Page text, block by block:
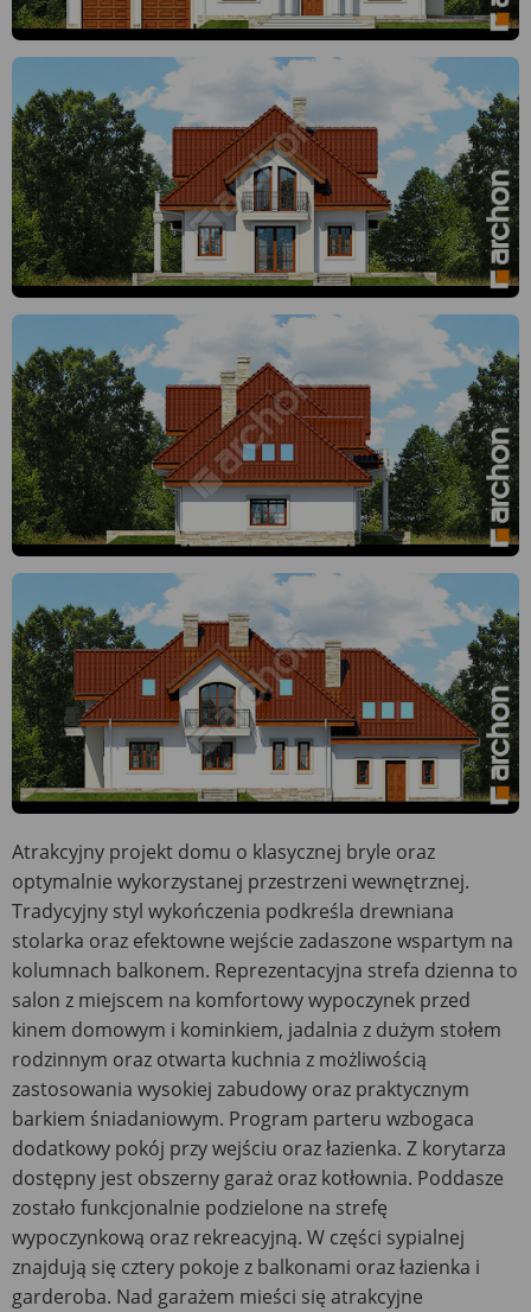
Atrakcyjny projekt domu o klasycznej bryle oraz
optymalnie wykorzystanej przestrzeni wewnętrznej.
Tradycyjny styl wykończenia podkreśla drewniana
stolarka oraz efektowne wejście zadaszone wspartym na
kolumnach balkonem. Reprezentacyjna strefa dzienna to
salon z miejscem na komfortowy wypoczynek przed
kinem domowym i kominkiem, jadalnia z dużym stołem
rodzinnym oraz otwarta kuchnia z możliwością
zastosowania wysokiej zabudowy oraz praktycznym
barkiem śniadaniowym. Program parteru wzbogaca
dodatkowy pokój przy wejściu oraz łazienka. Z korytarza
dostępny jest obszerny garaż oraz kotłownia. Poddasze
zostało funkcjonalnie podzielone na strefę
wypoczynkową oraz rekreacyjną. W części sypialnej
znajdują się cztery pokoje z balkonami oraz łazienka i
garderoba. Nad garażem mieści się atrakcyjne